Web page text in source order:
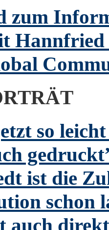
zum
so
ist die
schon
auch